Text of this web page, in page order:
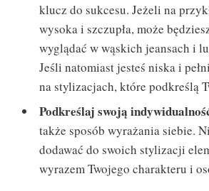
klucz do sukcesu. Jeżeli na
wysoka i szczupła, może
wyglądać w wąskich jeansach i
Jeśli natomiast jesteś niska i
na stylizacjach, które podkreślą
Podkreślaj swoją
także sposób wyrażania siebie.
dodawać do swoich stylizacji
wyrazem Twojego charakteru i